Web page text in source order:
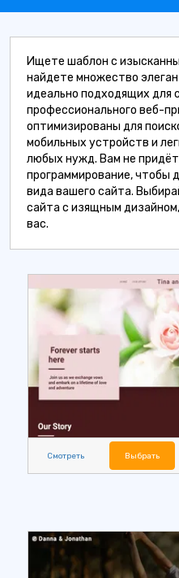
Ищете шаблон с
найдете множество
идеально подходящих для
профессионального веб-
оптимизированы для
мобильных устройств и
любых нужд. Вам не
программирование, чтобы
вида вашего сайта.
сайта с изящным
вас.
Смотреть Выбрать